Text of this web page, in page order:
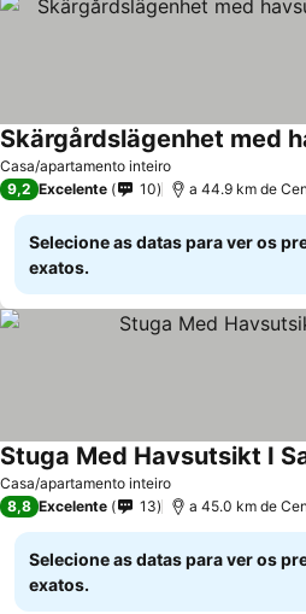
Casa/apartamento inteiro
9,2 Excelente 10 a 44.9 km de
Selecione as datas para ver os
exatos.
Casa/apartamento inteiro
Stuga Med Havsutsikt I
8,8 Excelente 13 a 45.0 km de
Selecione as datas para ver os
exatos.